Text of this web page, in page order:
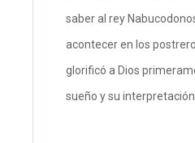
saber al rey
acontecer en los
glorificó a Dios
sueño y su interpretación.